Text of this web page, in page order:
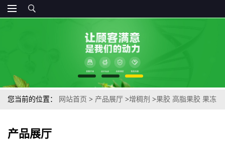
您当前的位置： 网站首页 > 产品展厅 >增稠剂 >果胶 高脂果胶 果冻
产品展厅